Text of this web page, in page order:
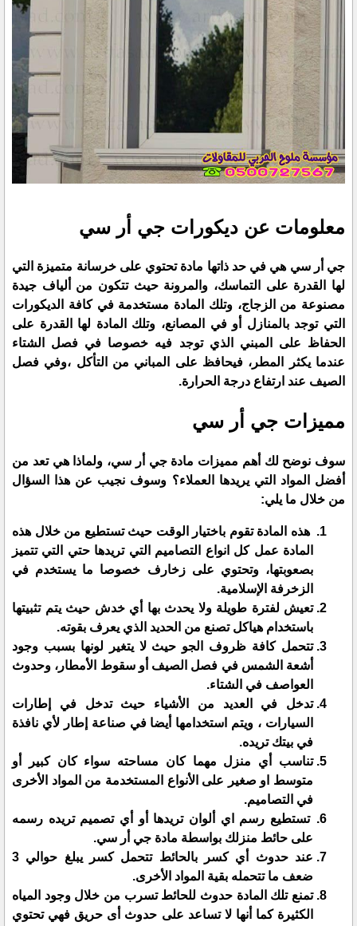
معلومات عن ديكورات جي أر سي
جي أر سي هي في حد ذاتها مادة تحتوي على خرسانة متميزة التي
لها القدرة على التماسك، والمرونة حيث تتكون من ألياف جيدة
مصنوعة من الزجاج، وتلك المادة مستخدمة في كافة الديكورات
التي توجد بالمنازل أو في المصانع، وتلك المادة لها القدرة على
الحفاظ على المبني الذي توجد فيه خصوصا في فصل الشتاء
عندما يكثر المطر، فيحافظ على المباني من التأكل ،وفي فصل
الصيف عند ارتفاع درجة الحرارة.
مميزات جي أر سي
سوف نوضح لك أهم مميزات مادة جي أر سي، ولماذا هي تعد من
أفضل المواد التي يريدها العملاء؟ وسوف نجيب عن هذا السؤال
من خلال ما يلي:
هذه المادة تقوم باختيار الوقت حيث تستطيع من خلال هذه
المادة عمل كل انواع التصاميم التي تريدها حتي التي تتميز
بصعوبتها، وتحتوي على زخارف خصوصا ما يستخدم في
الزخرفة الإسلامية.
تعيش لفترة طويلة ولا يحدث بها أي خدش حيث يتم تثبيتها
باستخدام هياكل تصنع من الحديد الذي يعرف بقوته.
تتحمل كافة ظروف الجو حيث لا يتغير لونها بسبب وجود
أشعة الشمس في فصل الصيف أو سقوط الأمطار، وحدوث
العواصف في الشتاء.
تدخل في العديد من الأشياء حيث تدخل في إطارات
السيارات ، ويتم استخدامها أيضا في صناعة إطار لأي نافذة
في بيتك تريده.
تناسب أي منزل مهما كان مساحته سواء كان كبير أو
متوسط او صغير على الأنواع المستخدمة من المواد الأخرى
في التصاميم.
تستطيع رسم اي ألوان تريدها أو أي تصميم تريده رسمه
على حائط منزلك بواسطة مادة جي أر سي.
عند حدوث أي كسر بالحائط تتحمل كسر يبلغ حوالي 3
ضعف ما تتحمله بقية المواد الأخرى.
تمنع تلك المادة حدوث للحائط تسرب من خلال وجود المياه
الكثيرة كما أنها لا تساعد على حدوث أى حريق فهي تحتوي